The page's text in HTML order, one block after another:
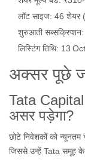
लॉट साइज: 46 शेयर
शुरुआती
लिस्टिंग तिथि: 13
अक्सर पूछे
Tata Capital
असर पड़ेगा?
छोटे निवेशकों को न्यूनतम
जिससे उन्हें Tata समूह के